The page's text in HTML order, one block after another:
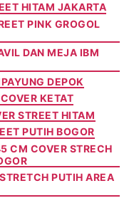
HITAM JAKARTA
PINK GROGOL
DAN MEJA IBM
DEPOK
KETAT
STREET HITAM
PUTIH BOGOR
CM COVER STRECH
PUTIH AREA